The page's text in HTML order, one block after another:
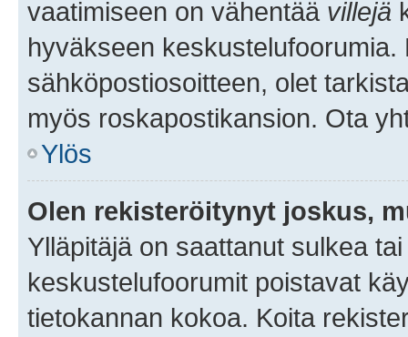
vaatimiseen on vähentää villejä
hyväkseen
sähköpostiosoitteen, olet
myös roskapostikansion. Ota
Ylös
Olen rekisteröitynyt joskus,
Ylläpitäjä on saattanut sulkea
keskustelufoorumit poistavat
tietokannan kokoa. Koita